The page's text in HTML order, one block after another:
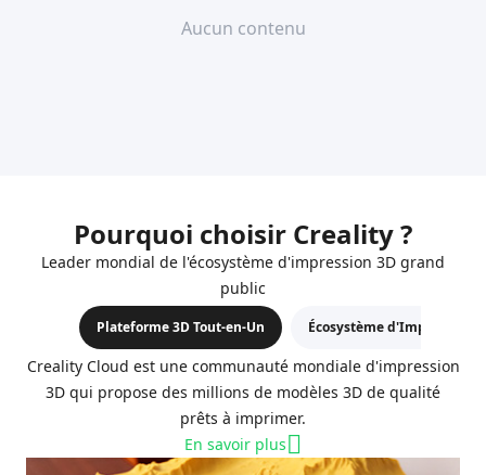
Aucun contenu
Pourquoi choisir Creality ?
Leader mondial de l'écosystème d'impression 3D grand
public
Plateforme 3D Tout-en-Un Écosystème d'Impression
Creality Cloud est une communauté mondiale d'impression
3D qui propose des millions de modèles 3D de qualité
prêts à imprimer.
En savoir plus